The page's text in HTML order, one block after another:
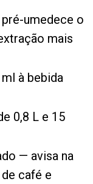
umedece o
mais
à bebida
0,8 L e 15
— avisa na
café e